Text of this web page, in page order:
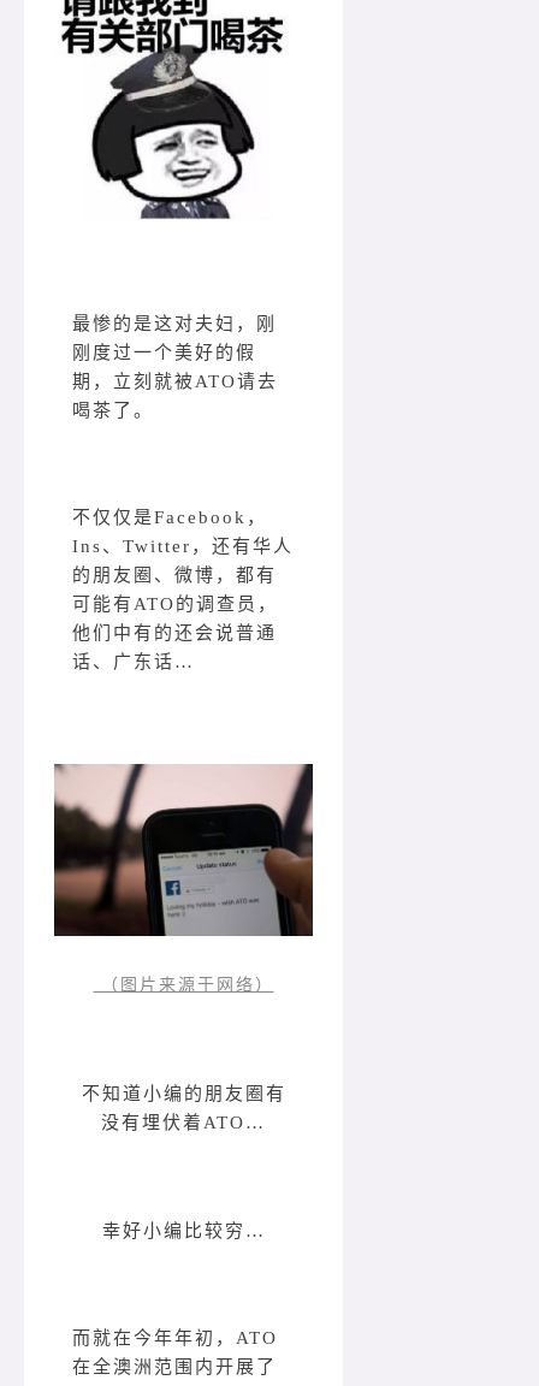
最惨的是这对夫妇，刚
刚度过一个美好的假
期，立刻就被ATO请去
喝茶了。
不仅仅是Facebook，
Ins、Twitter，还有华人
的朋友圈、微博，都有
可能有ATO的调查员，
他们中有的还会说普通
话、广东话…
（图片来源于网络）
不知道小编的朋友圈有
没有埋伏着ATO…
幸好小编比较穷…
而就在今年年初，ATO
在全澳洲范围内开展了